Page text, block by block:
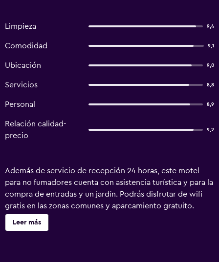
Limpieza 9,4
Comodidad 9,1
Ubicación 9,0
Servicios 8,8
Personal 8,9
Relación calidad-
precio
9,2
Además de servicio de recepción 24 horas, este motel
para no fumadores cuenta con asistencia turística y para la
compra de entradas y un jardín. Podrás disfrutar de wifi
gratis en las zonas comunes y aparcamiento gratuito.
Aquarius Motel ofrece 18 alojamientos con aire
acondicionado, cafetera y tetera y secador de pelo. Se
Leer más